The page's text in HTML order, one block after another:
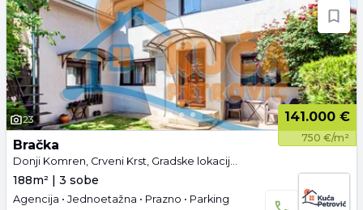
23 141.000 €
750 €/m²
Bračka
Donji Komren, Crveni Krst, Gradske lokacije, Niš
188m² | 3 sobe
Agencija • Jednoetažna • Prazno • Parking